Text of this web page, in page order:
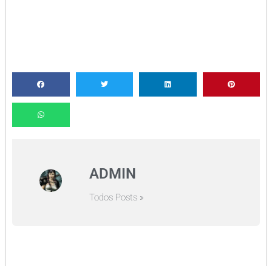
ADMIN
Todos Posts »